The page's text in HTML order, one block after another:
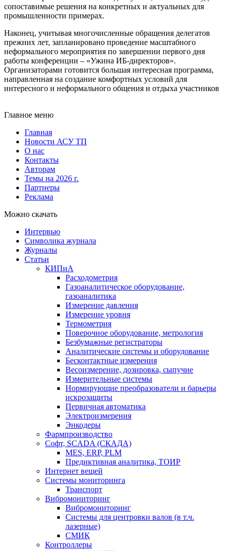
сопоставимые решения на конкретных и актуальных для
промышленности примерах.
Наконец, учитывая многочисленные обращения делегатов
прежних лет, запланировано проведение масштабного
неформального мероприятия по завершении первого дня
работы конференции – «Ужина ИБ-директоров».
Организаторами готовится большая интересная программа,
направленная на создание комфортных условий для
интересного и неформального общения и отдыха участников
Главное меню
Главная
Новости АСУ ТП
О нас
Контакты
Авторам
Темы на 2026 г.
Партнеры
Реклама
Можно скачать
Интервью
Символика журнала
Журналы
Статьи
КИПиА
Расходометрия
Газоаналитическое оборудование,
газоаналитика
Измерение давления
Измерение уровня
Термометрия
Поверочное оборудование, метрология
Безбумажные регистраторы
Аналитические системы и оборудование
Бесконтактные измерения
Весоизмерение, дозировка, сыпучие
Измерительные системы
Нормирующие преобразователи и барьеры
искрозащиты
Первичная автоматика
Электроизмерения
Энкодеры
Фармпроизводство
Софт, SCADA (СКАДА)
MES, ERP, PLM
Предиктивная аналитика, ТОИР
Интернет вещей
Системы мониторинга
Транспорт
Вибромониторинг
Вибромониторинг
Системы для центровки валов (в т.ч.
лазерные)
СМИК
Контроллеры